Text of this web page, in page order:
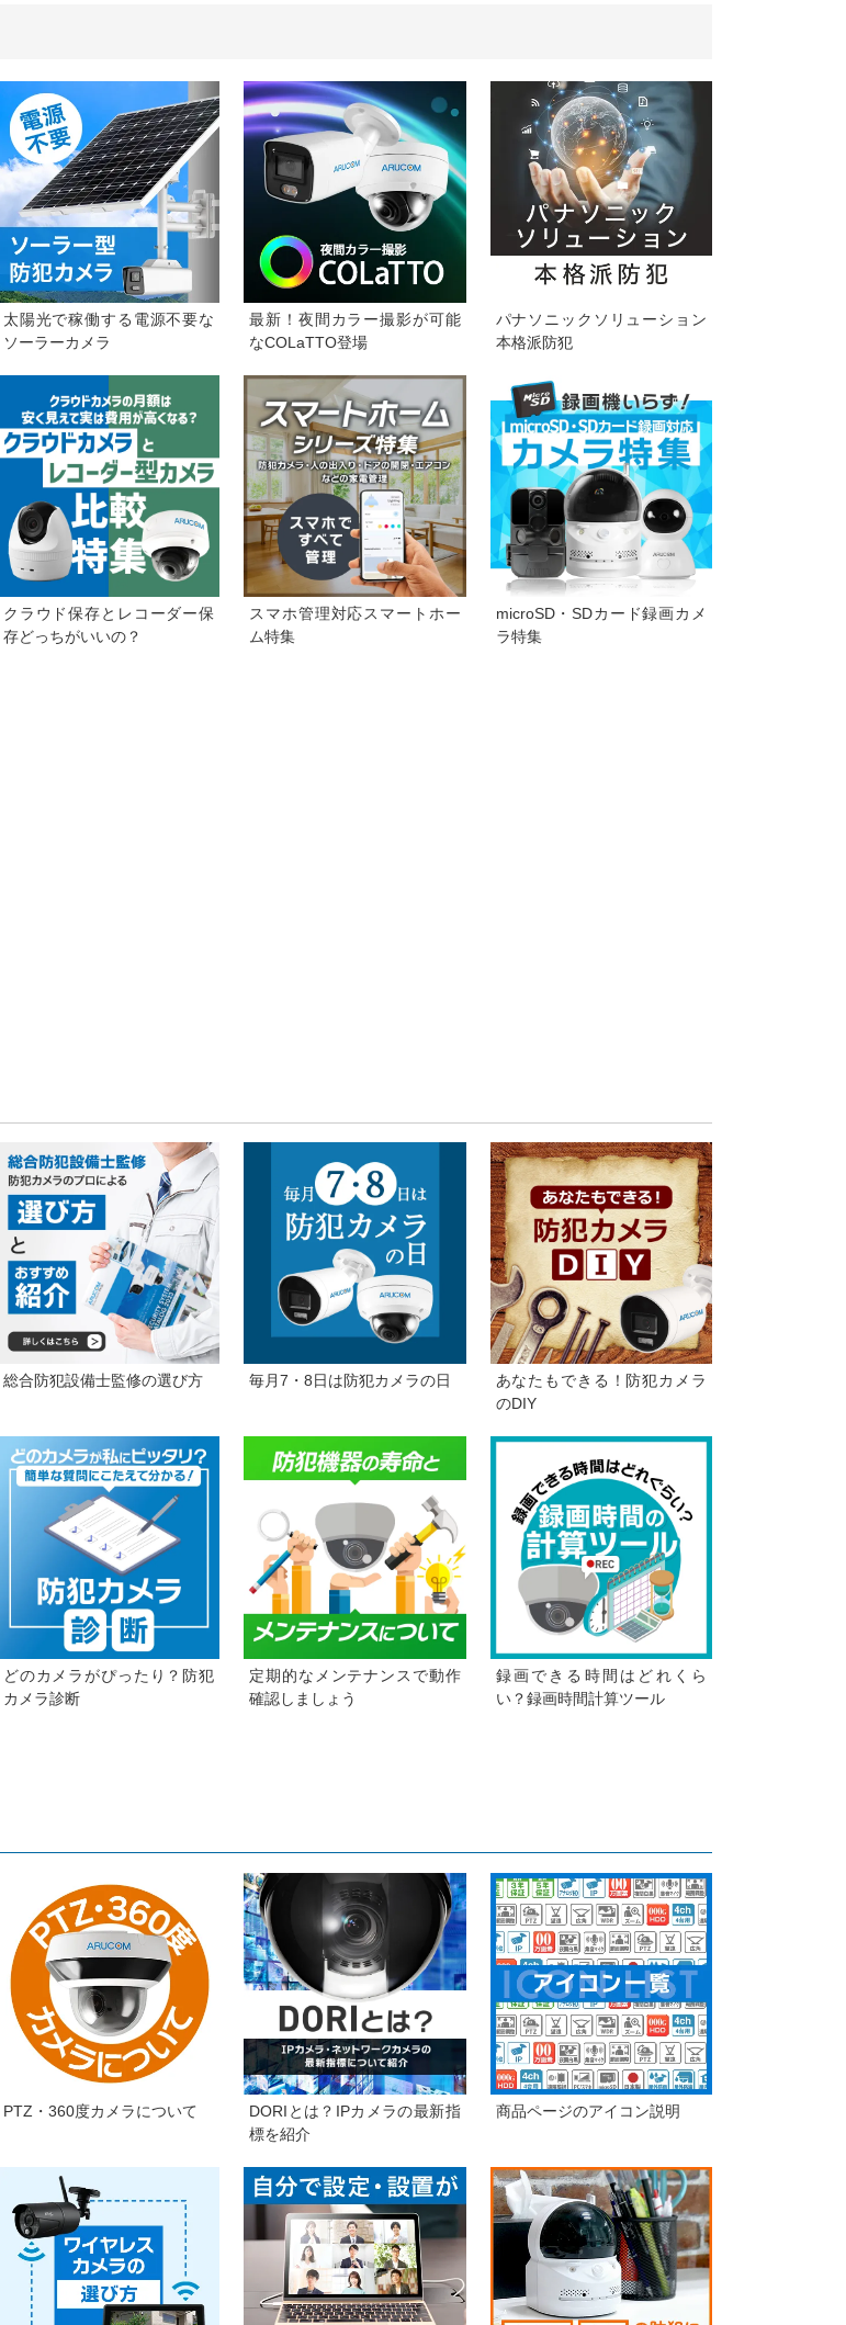
太陽光で稼働する電源不要な
ソーラーカメラ
最新！夜間カラー撮影が可能
なCOLaTTO登場
パナソニックソリューション
本格派防犯
クラウド保存とレコーダー保
存どっちがいいの？
スマホ管理対応スマートホー
ム特集
microSD・SDカード録画カメ
ラ特集
総合防犯設備士監修の選び方 毎月7・8日は防犯カメラの日
あなたもできる！防犯カメラ
のDIY
どのカメラがぴったり？防犯
カメラ診断
定期的なメンテナンスで動作
確認しましょう
録画できる時間はどれくら
い？録画時間計算ツール
PTZ・360度カメラについて
DORIとは？IPカメラの最新指
標を紹介
商品ページのアイコン説明